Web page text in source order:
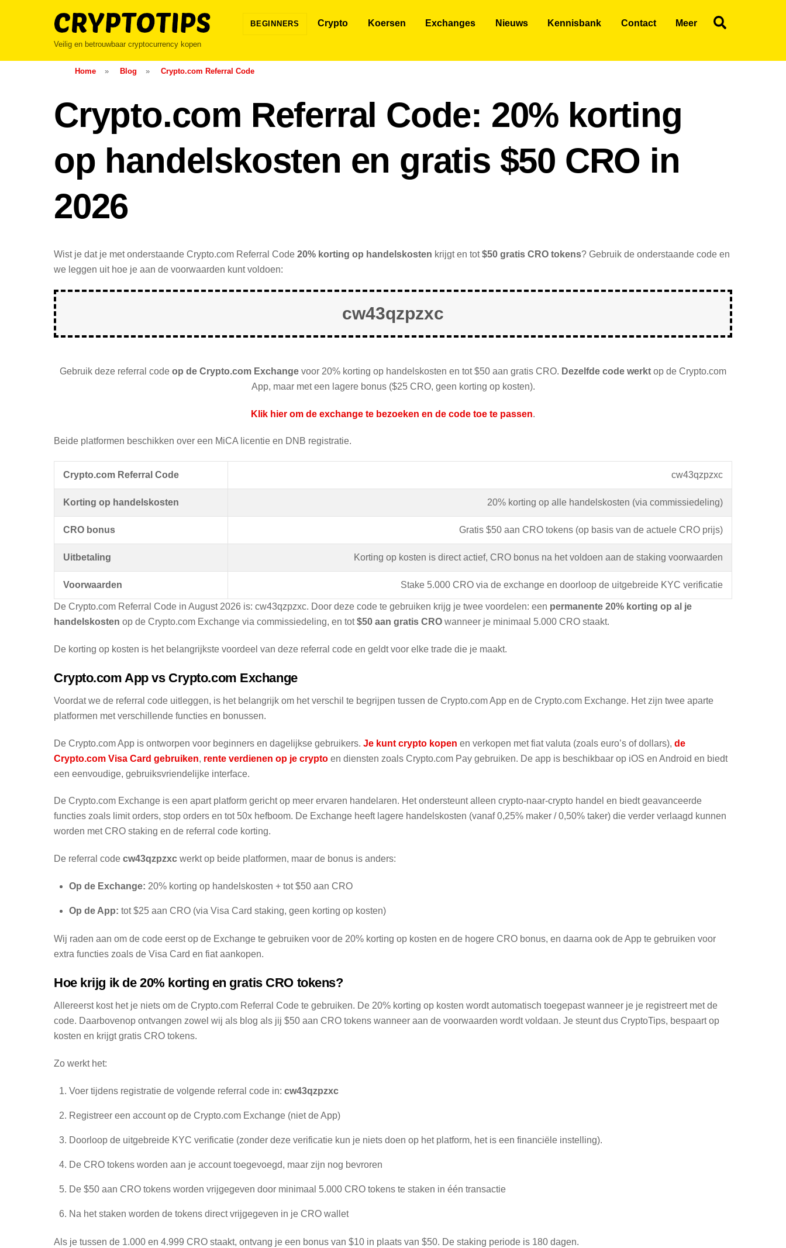
Veilig en betrouwbaar cryptocurrency kopen
BEGINNERS Crypto Koersen Exchanges Nieuws Kennisbank Contact Meer
Home » Blog » Crypto.com Referral Code
Crypto.com Referral Code: 20% korting
op handelskosten en gratis $50 CRO in
2026
Wist je dat je met onderstaande Crypto.com Referral Code 20% korting op handelskosten krijgt en tot$50 gratis CRO tokens? Gebruik de onderstaande code en
we leggen uit hoe je aan de voorwaarden kunt voldoen:
cw43qzpzxc
Gebruik deze referral code op de Crypto.com Exchange voor 20% korting op handelskosten en tot $50 aan gratis CRO. Dezelfde code werkt op de Crypto.com
App, maar met een lagere bonus ($25 CRO, geen korting op kosten).
Klik hier om de exchange te bezoeken en de code toe te passen.
Beide platformen beschikken over een MiCA licentie en DNB registratie.
Crypto.com Referral Code cw43qzpzxc
Korting op handelskosten 20% korting op alle handelskosten (via commissiedeling)
CRO bonus Gratis $50 aan CRO tokens (op basis van de actuele CRO prijs)
Uitbetaling Korting op kosten is direct actief, CRO bonus na het voldoen aan de staking voorwaarden
Voorwaarden Stake 5.000 CRO via de exchange en doorloop de uitgebreide KYC verificatie
De Crypto.com Referral Code in August 2026 is: cw43qzpzxc. Door deze code te gebruiken krijg je twee voordelen: een permanente 20% korting op al je
handelskosten op de Crypto.com Exchange via commissiedeling, en tot$50 aan gratis CRO wanneer je minimaal 5.000 CRO staakt.
De korting op kosten is het belangrijkste voordeel van deze referral code en geldt voor elke trade die je maakt.
Crypto.com App vs Crypto.com Exchange
Voordat we de referral code uitleggen, is het belangrijk om het verschil te begrijpen tussen de Crypto.com App en de Crypto.com Exchange. Het zijn twee aparte
platformen met verschillende functies en bonussen.
De Crypto.com App is ontworpen voor beginners en dagelijkse gebruikers. Je kunt crypto kopen en verkopen met fiat valuta (zoals euro’s of dollars), de
Crypto.com Visa Card gebruiken, rente verdienen op je crypto en diensten zoals Crypto.com Pay gebruiken. De app is beschikbaar op iOS en Android en biedt
een eenvoudige, gebruiksvriendelijke interface.
De Crypto.com Exchange is een apart platform gericht op meer ervaren handelaren. Het ondersteunt alleen crypto-naar-crypto handel en biedt geavanceerde
functies zoals limit orders, stop orders en tot 50x hefboom. De Exchange heeft lagere handelskosten (vanaf 0,25% maker / 0,50% taker) die verder verlaagd kunnen
worden met CRO staking en de referral code korting.
De referral code cw43qzpzxc werkt op beide platformen, maar de bonus is anders:
Op de Exchange: 20% korting op handelskosten + tot $50 aan CRO
Op de App: tot $25 aan CRO (via Visa Card staking, geen korting op kosten)
Wij raden aan om de code eerst op de Exchange te gebruiken voor de 20% korting op kosten en de hogere CRO bonus, en daarna ook de App te gebruiken voor
extra functies zoals de Visa Card en fiat aankopen.
Hoe krijg ik de 20% korting en gratis CRO tokens?
Allereerst kost het je niets om de Crypto.com Referral Code te gebruiken. De 20% korting op kosten wordt automatisch toegepast wanneer je je registreert met de
code. Daarbovenop ontvangen zowel wij als blog als jij $50 aan CRO tokens wanneer aan de voorwaarden wordt voldaan. Je steunt dus CryptoTips, bespaart op
kosten en krijgt gratis CRO tokens.
Zo werkt het:
Voer tijdens registratie de volgende referral code in: cw43qzpzxc
Registreer een account op de Crypto.com Exchange (niet de App)
Doorloop de uitgebreide KYC verificatie (zonder deze verificatie kun je niets doen op het platform, het is een financiële instelling).
De CRO tokens worden aan je account toegevoegd, maar zijn nog bevroren
De $50 aan CRO tokens worden vrijgegeven door minimaal 5.000 CRO tokens te staken in één transactie
Na het staken worden de tokens direct vrijgegeven in je CRO wallet
Als je tussen de 1.000 en 4.999 CRO staakt, ontvang je een bonus van $10 in plaats van $50. De staking periode is 180 dagen.